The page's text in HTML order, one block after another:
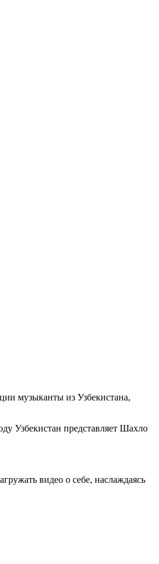
музыканты из Узбекистана,
Узбекистан представляет Шахло
видео о себе, наслаждаясь